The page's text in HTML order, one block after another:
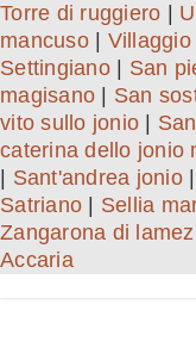
Torre di ruggiero
mancuso|
Settingiano| San
magisano
San
vito sullo jonio
caterina dello jonio
Sant'andrea jonio|
Satriano
Sellia
Zangarona di
Accaria